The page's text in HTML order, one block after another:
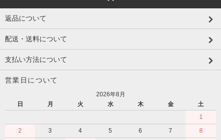
返品について
配送・送料について
支払い方法について
営業日について
2026年8月
日
月 火 水 木 金
土
1
2
3 4 5 6 7
8